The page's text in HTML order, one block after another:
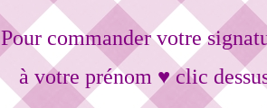
Pour commander votre
à votre prénom ♥ clic